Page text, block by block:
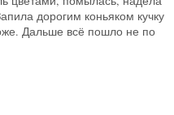
дорогим коньяком кучку
Дальше всё пошло не по